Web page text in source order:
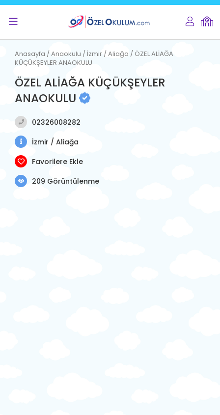
Anasayfa / Anaokulu / İzmir / Aliağa / ÖZEL ALİAĞA
KÜÇÜKŞEYLER ANAOKULU
ÖZEL ALİAĞA KÜÇÜKŞEYLER
ANAOKULU
02326008282
İzmir / Aliağa
Favorilere Ekle
209 Görüntülenme